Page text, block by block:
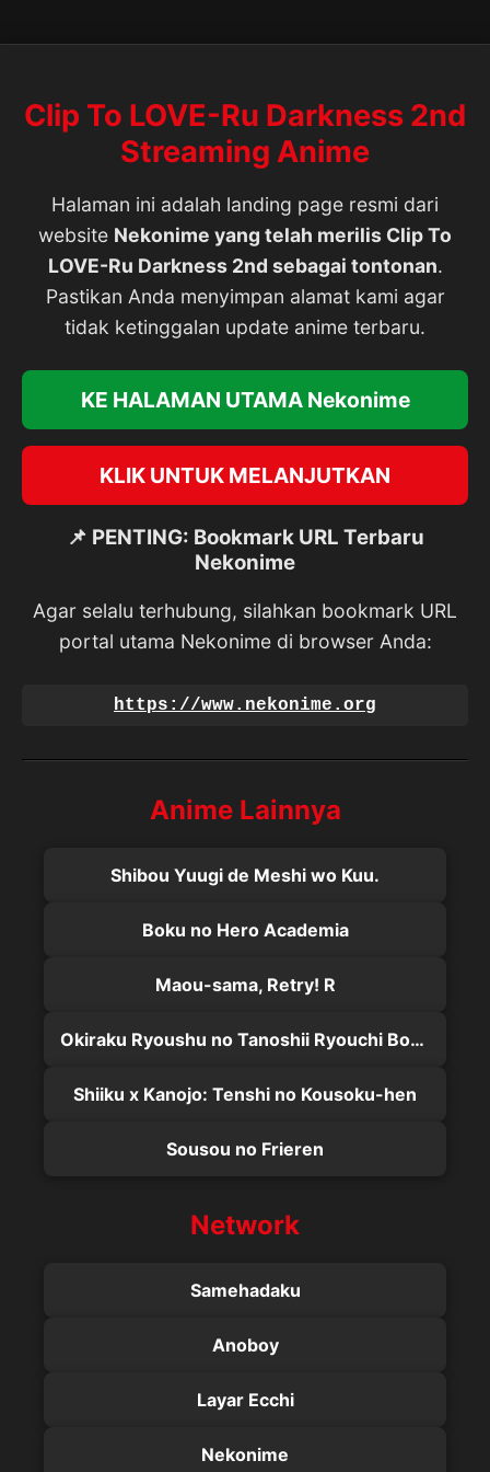
Clip To LOVE-Ru Darkness 2nd
Streaming Anime
Halaman ini adalah landing page resmi dari
website Nekonime yang telah merilis Clip To
LOVE-Ru Darkness 2nd sebagai tontonan.
Pastikan Anda menyimpan alamat kami agar
tidak ketinggalan update anime terbaru.
KE HALAMAN UTAMA Nekonime
KLIK UNTUK MELANJUTKAN
📌 PENTING: Bookmark URL Terbaru
Nekonime
Agar selalu terhubung, silahkan bookmark URL
portal utama Nekonime di browser Anda:
https://www.nekonime.org
Anime Lainnya
Shibou Yuugi de Meshi wo Kuu.
Boku no Hero Academia
Maou-sama, Retry! R
Okiraku Ryoushu no Tanoshii Ryouchi Bouei: Seisankei Majutsu de Na mo Naki Mura wo Saikyou no Jousai Toshi ni
Shiiku x Kanojo: Tenshi no Kousoku-hen
Sousou no Frieren
Network
Samehadaku
Anoboy
Layar Ecchi
Nekonime